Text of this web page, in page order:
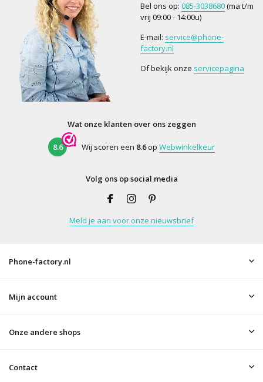
Bel ons op: 085-3038680(ma t/m
vrij 09:00 - 14:00u)
E-mail: service@phone-
factory.nl
Of bekijk onze servicepagina
Wat onze klanten over ons zeggen
8.6 Wij scoren een 8.6op Webwinkelkeur
Volg ons op social media
Meld je aan voor onze nieuwsbrief
Phone-factory.nl
Mijn account
Onze andere shops
Contact